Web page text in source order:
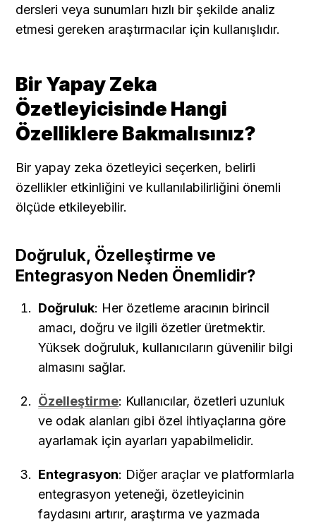
dersleri veya sunumları hızlı bir şekilde analiz
etmesi gereken araştırmacılar için kullanışlıdır.
Bir Yapay Zeka
Özetleyicisinde Hangi
Özelliklere Bakmalısınız?
Bir yapay zeka özetleyici seçerken, belirli
özellikler etkinliğini ve kullanılabilirliğini önemli
ölçüde etkileyebilir.
Doğruluk, Özelleştirme ve
Entegrasyon Neden Önemlidir?
Doğruluk: Her özetleme aracının birincil
amacı, doğru ve ilgili özetler üretmektir.
Yüksek doğruluk, kullanıcıların güvenilir bilgi
almasını sağlar.
Özelleştirme: Kullanıcılar, özetleri uzunluk
ve odak alanları gibi özel ihtiyaçlarına göre
ayarlamak için ayarları yapabilmelidir.
Entegrasyon: Diğer araçlar ve platformlarla
entegrasyon yeteneği, özetleyicinin
faydasını artırır, araştırma ve yazmada